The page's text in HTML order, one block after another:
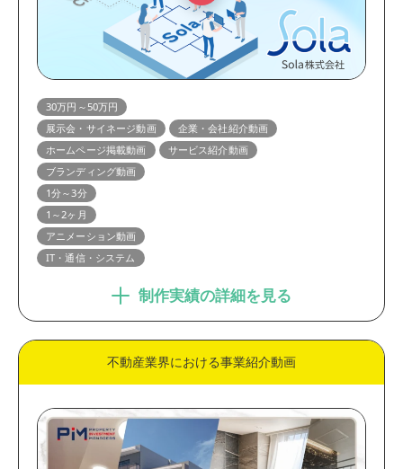
動画の尺
30秒～1分
1分～3分
3分以上
制作期間
1ヶ月未満
1～2ヶ月
2ヶ月以上
30万円～50万円
展示会・サイネージ動画
企業・会社紹介動画
ホームページ掲載動画
サービス紹介動画
ブランディング動画
1分～3分
1～2ヶ月
アニメーション動画
IT・通信・システム
制作実績の詳細を見る
不動産業界における事業紹介動画